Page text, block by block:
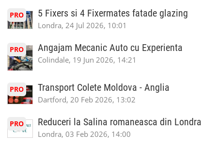
PRO 5 Fixers si 4 Fixermates fatade glazing
Londra, 24 Jul 2026, 10:01
PRO Angajam Mecanic Auto cu Experienta
Colindale, 19 Jun 2026, 14:21
PRO Transport Colete Moldova - Anglia
Dartford, 20 Feb 2026, 13:02
PRO Reduceri la Salina romaneasca din Londra
Londra, 03 Feb 2026, 14:00